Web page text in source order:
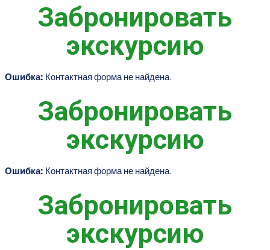
Забронировать
экскурсию
Ошибка: Контактная форма не найдена.
Забронировать
экскурсию
Ошибка: Контактная форма не найдена.
Забронировать
экскурсию